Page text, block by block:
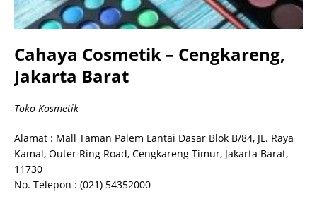
Cahaya Cosmetik – Cengkareng,
Jakarta Barat
Toko Kosmetik
Alamat : Mall Taman Palem Lantai Dasar Blok B/84, JL. Raya
Kamal, Outer Ring Road, Cengkareng Timur, Jakarta Barat,
11730
No. Telepon : (021) 54352000